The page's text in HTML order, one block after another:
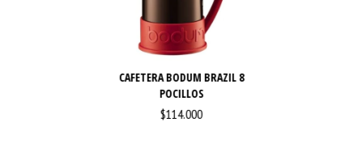
CAFETERA BODUM BRAZIL 8
POCILLOS
$114.000